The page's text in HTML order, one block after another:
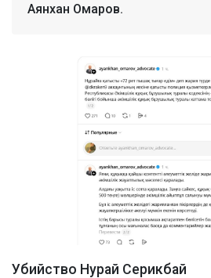
Аянхан Омаров.
Убийство Нурай Серикбай